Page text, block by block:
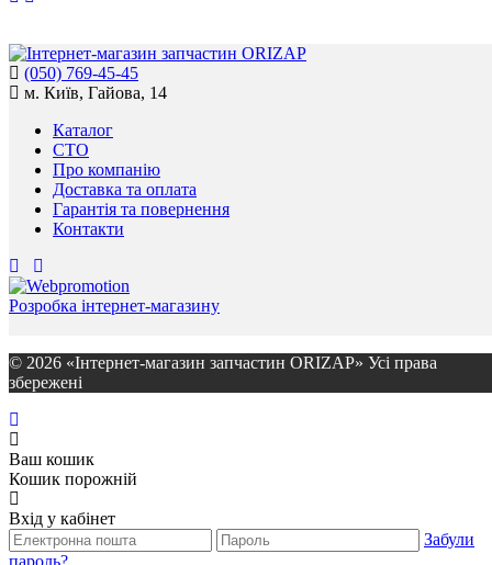
(050) 769-45-45
м. Київ, Гайова, 14
Каталог
СТО
Про компанію
Доставка та оплата
Гарантія та повернення
Контакти
Розробка інтернет-магазину
© 2026 «Інтернет-магазин запчастин ORIZAP» Усі права
збережені
Ваш кошик
Кошик порожній
Вхід у кабінет
Забули
пароль?